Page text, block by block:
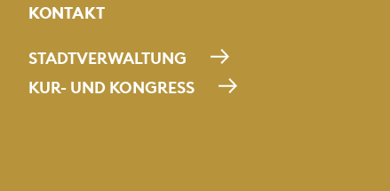
KONTAKT
STADTVERWALTUNG
KUR- UND KONGRESS